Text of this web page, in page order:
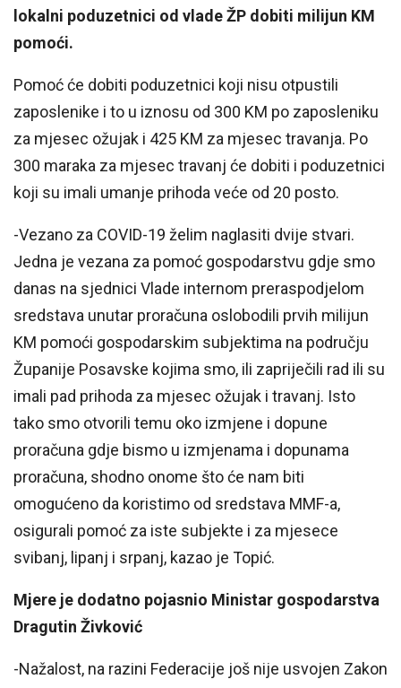
lokalni poduzetnici od vlade ŽP dobiti milijun KM
pomoći.
Pomoć će dobiti poduzetnici koji nisu otpustili
zaposlenike i to u iznosu od 300 KM po zaposleniku
za mjesec ožujak i 425 KM za mjesec travanja. Po
300 maraka za mjesec travanj će dobiti i poduzetnici
koji su imali umanje prihoda veće od 20 posto.
-Vezano za COVID-19 želim naglasiti dvije stvari.
Jedna je vezana za pomoć gospodarstvu gdje smo
danas na sjednici Vlade internom preraspodjelom
sredstava unutar proračuna oslobodili prvih milijun
KM pomoći gospodarskim subjektima na području
Županije Posavske kojima smo, ili zapriječili rad ili su
imali pad prihoda za mjesec ožujak i travanj. Isto
tako smo otvorili temu oko izmjene i dopune
proračuna gdje bismo u izmjenama i dopunama
proračuna, shodno onome što će nam biti
omogućeno da koristimo od sredstava MMF-a,
osigurali pomoć za iste subjekte i za mjesece
svibanj, lipanj i srpanj, kazao je Topić.
Mjere je dodatno pojasnio Ministar gospodarstva
Dragutin Živković
-Nažalost, na razini Federacije još nije usvojen Zakon